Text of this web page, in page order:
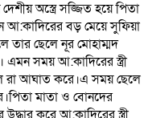
অস্ত্রে সজ্জিত হয়ে পিতা
বড় মেয়ে সুফিয়া
তার ছেলে নূর মোহাম্মদ
সময় আ:কাদিরের স্ত্রী
রা আঘাত করে।এ সময় ছেলে
মাতা ও বোনদের